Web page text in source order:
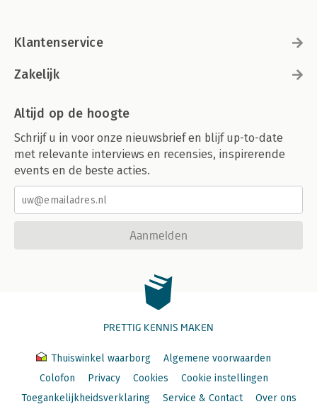
Klantenservice
Zakelijk
Altijd op de hoogte
Schrijf u in voor onze nieuwsbrief en blijf up-to-date
met relevante interviews en recensies, inspirerende
events en de beste acties.
Aanmelden
PRETTIG KENNIS MAKEN
Thuiswinkel waarborg
Algemene voorwaarden
Colofon
Privacy Cookies
Cookie instellingen
Toegankelijkheidsverklaring
Service & Contact Over ons